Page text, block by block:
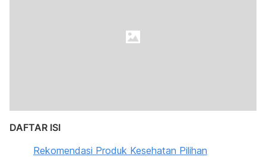
DAFTAR ISI
Rekomendasi Produk Kesehatan Pilihan